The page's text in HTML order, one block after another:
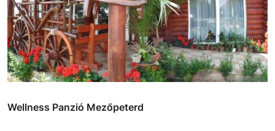
Wellness Panzió Mezőpeterd